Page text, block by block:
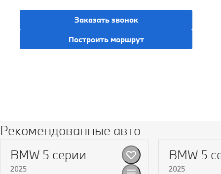
Заказать звонок
Построить маршрут
Рекомендованные авто
BMW 5 серии
2025
BMW 5
2025